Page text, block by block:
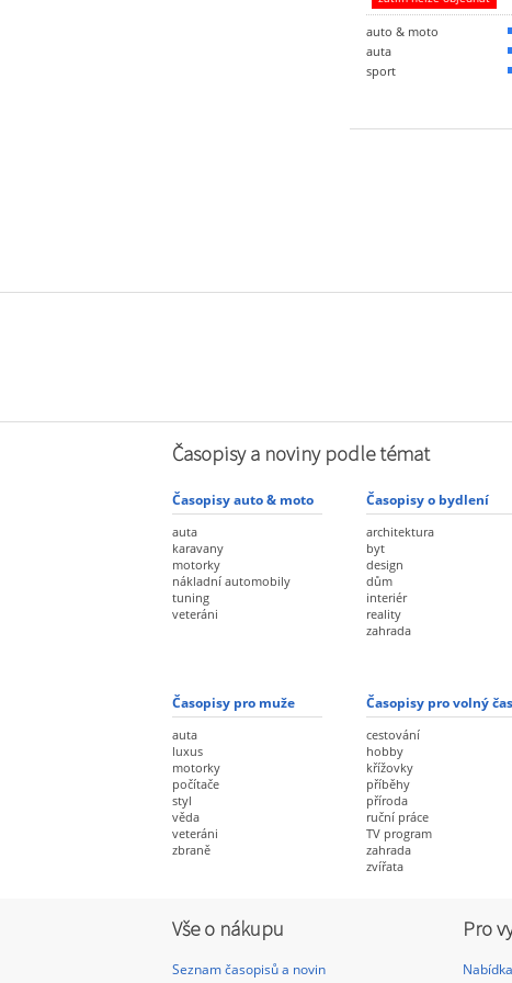
auto & moto
auta
sport
Časopisy a noviny podle témat
Časopisy auto & moto
auta
karavany
motorky
nákladní automobily
tuning
veteráni
Časopisy o bydlení
architektura
byt
design
dům
interiér
reality
zahrada
Časopisy pro muže
auta
luxus
motorky
počítače
styl
věda
veteráni
zbraně
Časopisy pro volný čas
cestování
hobby
křížovky
příběhy
příroda
ruční práce
TV program
zahrada
zvířata
Vše o nákupu
Seznam časopisů a novin
Pro